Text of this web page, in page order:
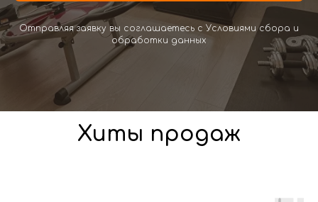
Отправляя заявку вы соглашаетесь с Условиями сбора и
обработки данных
Хиты продаж